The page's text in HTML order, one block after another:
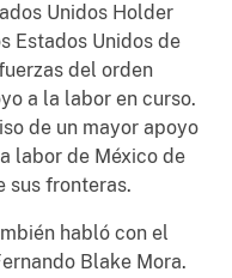
Unidos Holder
Estados Unidos de
del orden
a la labor en curso.
de un mayor apoyo
labor de México de
sus fronteras.
habló con el
Blake Mora.